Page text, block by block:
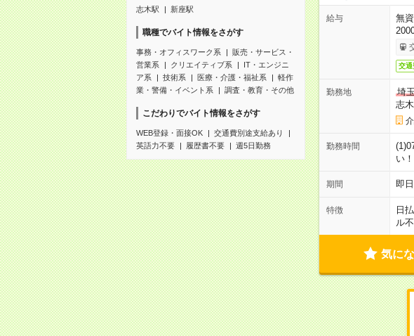
志木駅 新座駅
職種でバイト情報をさがす
事務・オフィスワーク系
販売・サービス・
営業系
クリエイティブ系
IT・エンジニ
ア系
技術系 医療・介護・福祉系
軽作
業・警備・イベント系
調査・教育・その他
こだわりでバイト情報をさがす
WEB登録・面接OK
交通費別途支給あり
英語力不要
履歴書不要 週5日勤務
給与
無
交通
勤務地
埼
志
勤務時間
い！
期間 即
特徴 日
ル
気に